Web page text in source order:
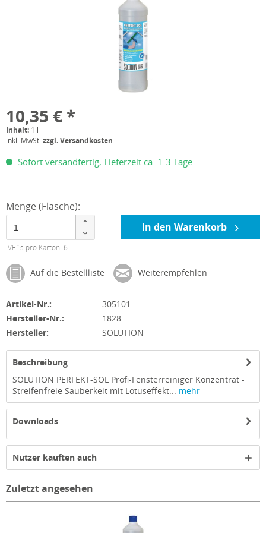
10,35 € *
Inhalt: 1 l
inkl. MwSt.zzgl. Versandkosten
Sofort versandfertig, Lieferzeit ca. 1-3 Tage
Menge (Flasche):
VE´s pro Karton: 6
In den Warenkorb
Auf die Bestellliste Weiterempfehlen
Artikel-Nr.:
305101
Hersteller-Nr.:
1828
Hersteller:
SOLUTION
Beschreibung
SOLUTION PERFEKT-SOL Profi-Fensterreiniger Konzentrat -
Streifenfreie Sauberkeit mit Lotuseffekt... mehr
Downloads
Nutzer kauften auch
Zuletzt angesehen